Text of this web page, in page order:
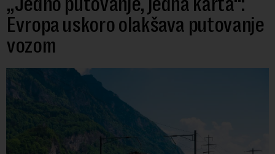
Evropa uskoro olakšava putovanje
vozom